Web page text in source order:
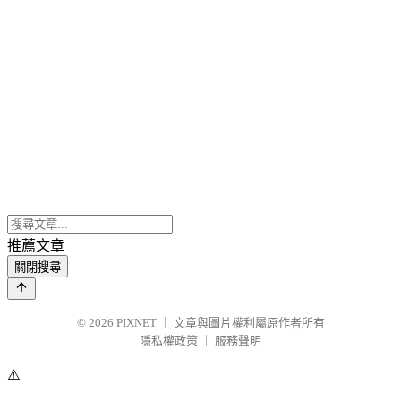
推薦文章
關閉搜尋
© 2026 PIXNET
文章與圖片權利屬原作者所有
隱私權政策
服務聲明
⚠️